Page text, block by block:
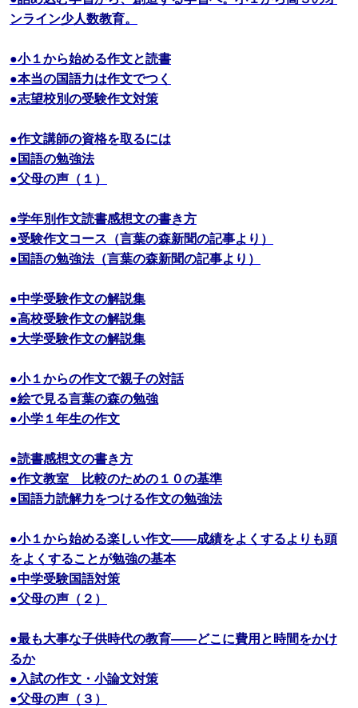
ンライン少人数教育。
●小１から始める作文と読書
●本当の国語力は作文でつく
●志望校別の受験作文対策
●作文講師の資格を取るには
●国語の勉強法
●父母の声（１）
●学年別作文読書感想文の書き方
●受験作文コース（言葉の森新聞の記事より）
●国語の勉強法（言葉の森新聞の記事より）
●中学受験作文の解説集
●高校受験作文の解説集
●大学受験作文の解説集
●小１からの作文で親子の対話
●絵で見る言葉の森の勉強
●小学１年生の作文
●読書感想文の書き方
●作文教室 比較のための１０の基準
●国語力読解力をつける作文の勉強法
●小１から始める楽しい作文――成績をよくするよりも頭
をよくすることが勉強の基本
●中学受験国語対策
●父母の声（２）
●最も大事な子供時代の教育――どこに費用と時間をかけ
るか
●入試の作文・小論文対策
●父母の声（３）